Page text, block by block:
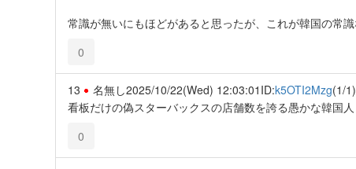
常識が無いにもほどがあると思ったが、これが韓国の常
0
13 名無し2025/10/22(Wed) 12:03:01 ID:k5OTI2Mzg(1/1)
看板だけの偽スターバックスの店舗数を誇る愚かな韓国人
0